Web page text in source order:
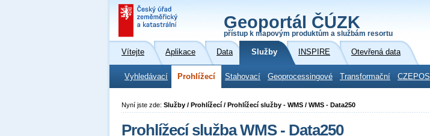
Geoportál ČÚZK
přístup k mapovým produktům a službám resortu
Vítejte Aplikace Data Služby INSPIRE Otevřená data
Vyhledávací Prohlížecí Stahovací Geoprocessingové Transformační CZEPOS
Nyní jste zde: Služby / Prohlížecí / Prohlížecí služby - WMS / WMS - Data250
Prohlížecí služba WMS - Data250